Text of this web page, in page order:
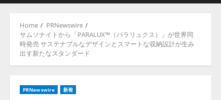
Home
PRNewswire
サムソナイトから「PARALUX™（パラリュクス）」が世界同
時発売 サステナブルなデザインとスマートな収納設計が生み
出す新たなスタンダード
PRNewswire 新着